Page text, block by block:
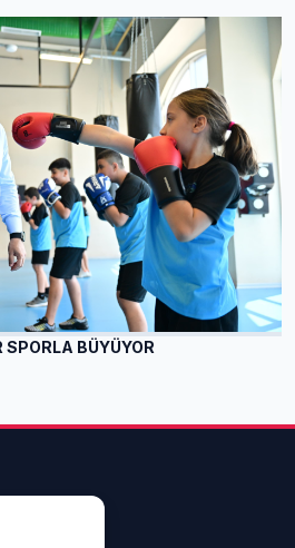
BÜYÜYOR